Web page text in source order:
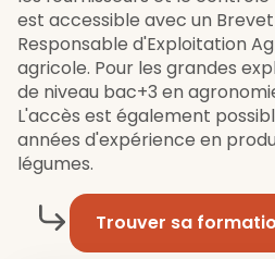
est accessible avec un
Responsable d'Exploitation
agricole. Pour les grandes
de niveau bac+3 en
L'accès est également
années d'expérience en
légumes.
Trouver sa